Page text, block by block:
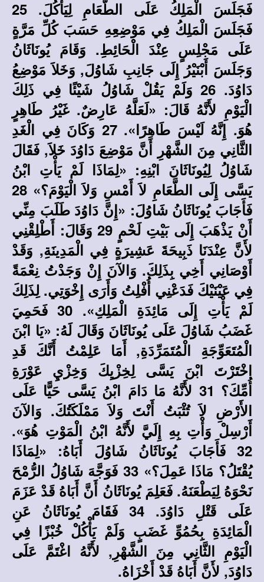
فَجَلَسَ الْمَلِكُ عَلَى الطَّعَامِ لِيَأْكُلَ. 25
فَجَلَسَ الْمَلِكُ فِي مَوْضِعِهِ حَسَبَ كُلِّ مَرَّةٍ
عَلَى مَجْلِسٍ عِنْدَ الْحَائِطِ. وَقَامَ يُونَاثَانُ
وَجَلَسَ أَبْنَيْرُ إِلَى جَانِبِ شَاوُلَ, وَخَلاَ مَوْضِعُ
دَاوُدَ. 26 وَلَمْ يَقُلْ شَاوُلُ شَيْئًا فِي ذَلِكَ
الْيَوْمِ لأَنَّهُ قَالَ: «لَعَلَّهُ عَارِضٌ. غَيْرُ طَاهِرٍ
هُوَ. إِنَّهُ لَيْسَ طَاهِرًا». 27 وَكَانَ فِي الْغَدِ
الثَّانِي مِنَ الشَّهْرِ أَنَّ مَوْضِعَ دَاوُدَ خَلاَ, فَقَالَ
شَاوُلُ لِيُونَاثَانَ ابْنِهِ: «لِمَاذَا لَمْ يَأْتِ ابْنُ
يَسَّى إِلَى الطَّعَامِ لاَ أَمْسِ وَلاَ الْيَوْمَ؟» 28
فَأَجَابَ يُونَاثَانُ شَاوُلَ: «إِنَّ دَاوُدَ طَلَبَ مِنِّي
أَنْ يَذْهَبَ إِلَى بَيْتِ لَحْمٍ 29 وَقَالَ: أَطْلِقْنِي
لأَنَّ عِنْدَنَا ذَبِيحَةَ عَشِيرَةٍ فِي الْمَدِينَةِ, وَقَدْ
أَوْصَانِي أَخِي بِذَلِكَ. وَالآنَ إِنْ وَجَدْتُ نِعْمَةً
فِي عَيْنَيْكَ فَدَعْنِي أُفْلِتُ وَأَرَى إِخْوَتِي. لِذَلِكَ
لَمْ يَأْتِ إِلَى مَائِدَةِ الْمَلِكِ». 30 فَحَمِيَ
غَضَبُ شَاوُلَ عَلَى يُونَاثَانَ وَقَالَ لَهُ: «يَا ابْنَ
الْمُتَعَوِّجَةِ الْمُتَمَرِّدَةِ, أَمَا عَلِمْتُ أَنَّكَ قَدِ
اخْتَرْتَ ابْنَ يَسَّى لِخِزْيِكَ وَخِزْيِ عَوْرَةِ
أُمِّكَ؟ 31 لأَنَّهُ مَا دَامَ ابْنُ يَسَّى حَيًّا عَلَى
الأَرْضِ لاَ تُثْبَتُ أَنْتَ وَلاَ مَمْلَكَتُكَ. وَالآنَ
أَرْسِلْ وَأْتِ بِهِ إِلَيَّ لأَنَّهُ ابْنُ الْمَوْتِ هُوَ».
32 فَأَجَابَ يُونَاثَانُ شَاوُلَ أَبَاهُ: «لِمَاذَا
يُقْتَلُ؟ مَاذَا عَمِلَ؟» 33 فَوَجَّهَ شَاوُلُ الرُّمْحَ
نَحْوَهُ لِيَطْعَنَهُ. فَعَلِمَ يُونَاثَانُ أَنَّ أَبَاهُ قَدْ عَزَمَ
عَلَى قَتْلِ دَاوُدَ. 34 فَقَامَ يُونَاثَانُ عَنِ
الْمَائِدَةِ بِحُمُوِّ غَضَبٍ وَلَمْ يَأْكُلْ خُبْزًا فِي
الْيَوْمِ الثَّانِي مِنَ الشَّهْرِ, لأَنَّهُ اغْتَمَّ عَلَى
دَاوُدَ, لأَنَّ أَبَاهُ قَدْ أَخْزَاهُ.